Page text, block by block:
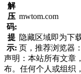
解
压
码:
mwtom.com
提
示:
隐藏区域即为下
页，推荐浏览器
声明：本站所有文章
布。任何个人或组织